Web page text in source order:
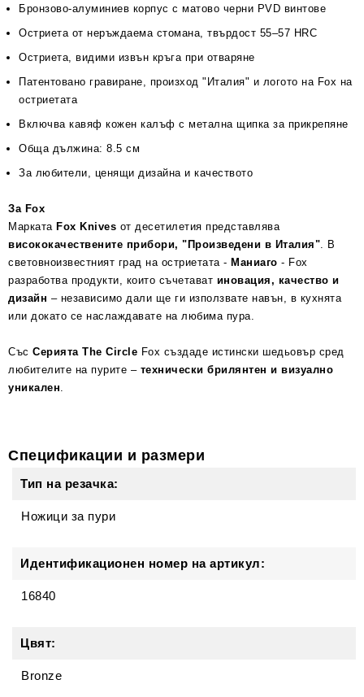
Бронзово-алуминиев корпус с матово черни PVD винтове
Остриета от неръждаема стомана, твърдост 55–57 HRC
Остриета, видими извън кръга при отваряне
Патентовано гравиране, произход "Италия" и логото на Fox на
остриетата
Включва кавяф кожен калъф с метална щипка за прикрепяне
Обща дължина: 8.5 см
За любители, ценящи дизайна и качеството
За Fox
Марката Fox Knives от десетилетия представлява
висококачествените прибори, "Произведени в Италия". В
световноизвестният град на остриетата - Маниаго - Fox
разработва продукти, които съчетават иновация, качество и
дизайн – независимо дали ще ги използвате навън, в кухнята
или докато се наслаждавате на любима пура.
Със Серията The Circle Fox създаде истински шедьовър сред
любителите на пурите – технически брилянтен и визуално
уникален.
Спецификации и размери
Тип на резачка:
Ножици за пури
Идентификационен номер на артикул:
16840
Цвят:
Bronze